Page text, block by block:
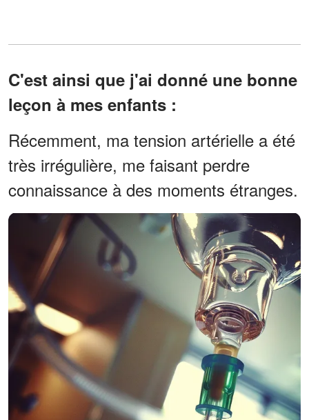
C'est ainsi que j'ai donné une bonne
leçon à mes enfants :
Récemment, ma tension artérielle a été
très irrégulière, me faisant perdre
connaissance à des moments étranges.